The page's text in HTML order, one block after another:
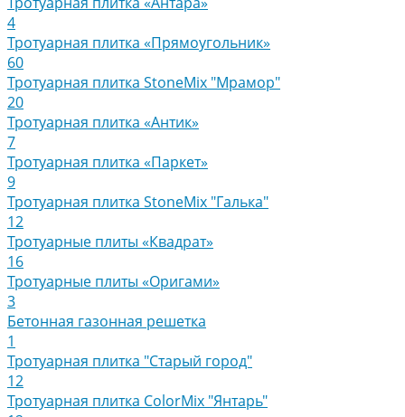
4
Тротуарная плитка «Прямоугольник»
60
Тротуарная плитка StoneMix "Мрамор"
20
Тротуарная плитка «Антик»
7
Тротуарная плитка «Паркет»
9
Тротуарная плитка StoneMix "Галька"
12
Тротуарные плиты «Квадрат»
16
Тротуарные плиты «Оригами»
3
Бетонная газонная решетка
1
Тротуарная плитка "Старый город"
12
Тротуарная плитка ColorMix "Янтарь"